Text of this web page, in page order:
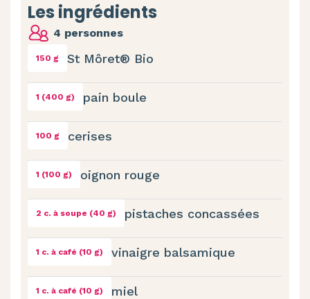
Les ingrédients
4 personnes
150 g St Môret® Bio
1 (400 g) pain boule
100 g cerises
1 (100 g) oignon rouge
2 c. à soupe (40 g) pistaches concassées
1 c. à café (10 g) vinaigre balsamique
1 c. à café (10 g) miel